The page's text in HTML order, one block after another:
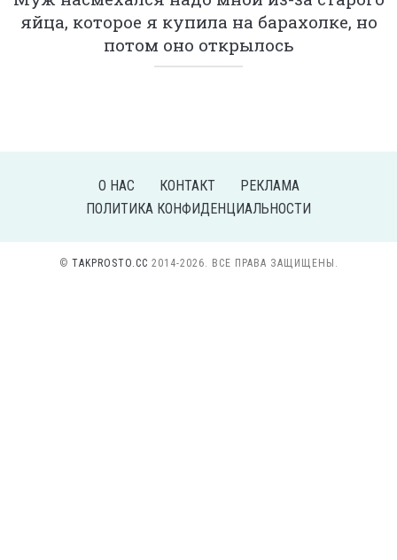
яйца, которое я купила на барахолке, но
потом оно открылось
О НАС КОНТАКТ
РЕКЛАМА
ПОЛИТИКА КОНФИДЕНЦИАЛЬНОСТИ
© TAKPROSTO.CC 2014-2026. ВСЕ ПРАВА ЗАЩИЩЕНЫ.